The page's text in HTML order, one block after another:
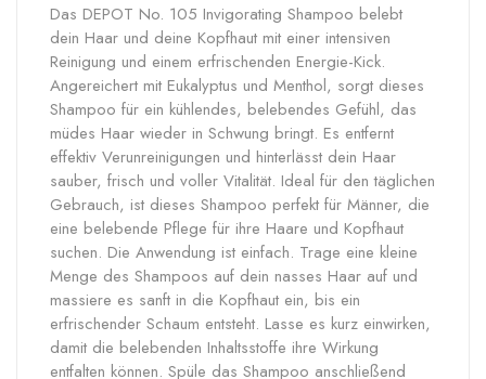
Das DEPOT No. 105 Invigorating Shampoo belebt
dein Haar und deine Kopfhaut mit einer intensiven
Reinigung und einem erfrischenden Energie-Kick.
Angereichert mit Eukalyptus und Menthol, sorgt dieses
Shampoo für ein kühlendes, belebendes Gefühl, das
müdes Haar wieder in Schwung bringt. Es entfernt
effektiv Verunreinigungen und hinterlässt dein Haar
sauber, frisch und voller Vitalität. Ideal für den täglichen
Gebrauch, ist dieses Shampoo perfekt für Männer, die
eine belebende Pflege für ihre Haare und Kopfhaut
suchen. Die Anwendung ist einfach. Trage eine kleine
Menge des Shampoos auf dein nasses Haar auf und
massiere es sanft in die Kopfhaut ein, bis ein
erfrischender Schaum entsteht. Lasse es kurz einwirken,
damit die belebenden Inhaltsstoffe ihre Wirkung
entfalten können. Spüle das Shampoo anschließend